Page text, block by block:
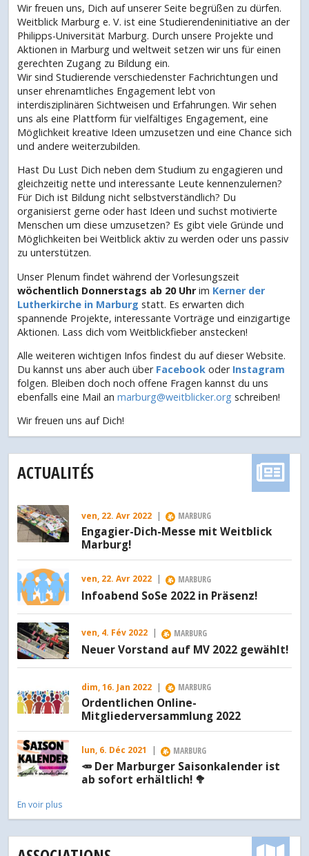
Wir freuen uns, Dich auf unserer Seite begrüßen zu dürfen.
Weitblick Marburg e. V. ist eine Studierendeninitiative an der
Philipps-Universität Marburg. Durch unsere Projekte und
Aktionen in Marburg und weltweit setzen wir uns für einen
gerechten Zugang zu Bildung ein.
Wir sind Studierende verschiedenster Fachrichtungen und
unser ehrenamtliches Engagement lebt von
interdisziplinären Sichtweisen und Erfahrungen. Wir sehen
uns als eine Plattform für vielfältiges Engagement, eine
Möglichkeit kreative Ideen umzusetzen und eine Chance sich
und andere weiterzubilden.
Hast Du Lust Dich neben dem Studium zu engagieren und
gleichzeitig nette und interessante Leute kennenzulernen?
Für Dich ist Bildung nicht selbstverständlich? Du
organisierst gerne oder hast Ideen und suchst motivierte
Menschen um diese umzusetzen? Es gibt viele Gründe und
Möglichkeiten bei Weitblick aktiv zu werden oder uns passiv
zu unterstützen.
Unser Plenum findet während der Vorlesungszeit
wöchentlich Donnerstags ab 20 Uhrim Kerner der
Lutherkirche in Marburg statt. Es erwarten dich
spannende Projekte, interessante Vorträge und einzigartige
Aktionen. Lass dich vom Weitblickfieber anstecken!
Alle weiteren wichtigen Infos findest du auf dieser Website.
Du kannst uns aber auch über Facebook oder Instagram
folgen. Bleiben doch noch offene Fragen kannst du uns
ebenfalls eine Mail an marburg@weitblicker.org schreiben!
Wir freuen uns auf Dich!
ACTUALITÉS
ven, 22. Avr 2022 | MARBURG
Engagier-Dich-Messe mit Weitblick
Marburg!
ven, 22. Avr 2022 | MARBURG
Infoabend SoSe 2022 in Präsenz!
ven, 4. Fév 2022 | MARBURG
Neuer Vorstand auf MV 2022 gewählt!
dim, 16. Jan 2022 | MARBURG
Ordentlichen Online-
Mitgliederversammlung 2022
lun, 6. Déc 2021 | MARBURG
🥕 Der Marburger Saisonkalender ist
ab sofort erhältlich! 🥦
En voir plus